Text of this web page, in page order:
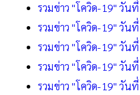
รวมข่าว "โควิด-19" วัน
รวมข่าว "โควิด-19" วัน
รวมข่าว "โควิด-19" วัน
รวมข่าว "โควิด-19" วัน
รวมข่าว "โควิด-19" วัน